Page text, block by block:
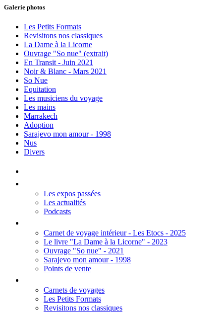
Galerie photos
Les Petits Formats
Revisitons nos classiques
La Dame à la Licorne
Ouvrage "So nue" (extrait)
En Transit - Juin 2021
Noir & Blanc - Mars 2021
So Nue
Equitation
Les musiciens du voyage
Les mains
Marrakech
Adoption
Sarajevo mon amour - 1998
Nus
Divers
Les expos passées
Les actualités
Podcasts
Carnet de voyage intérieur - Les Etocs - 2025
Le livre "La Dame à la Licorne" - 2023
Ouvrage "So nue" - 2021
Sarajevo mon amour - 1998
Points de vente
Carnets de voyages
Les Petits Formats
Revisitons nos classiques